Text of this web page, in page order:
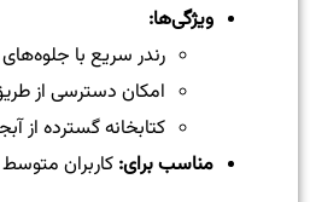
ویژگی‌ها:
رندر سریع با جلوه‌های
امکان دسترسی از
کتابخانه گسترده از
مناسب برای: کاربران